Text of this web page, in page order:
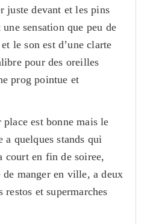
juste devant et les pins
sensation que peu de
le son est d’une clarte
pour des oreilles
prog pointue et
est bonne mais le
quelques stands qui
court en fin de soiree,
manger en ville, a deux
restos et supermarches